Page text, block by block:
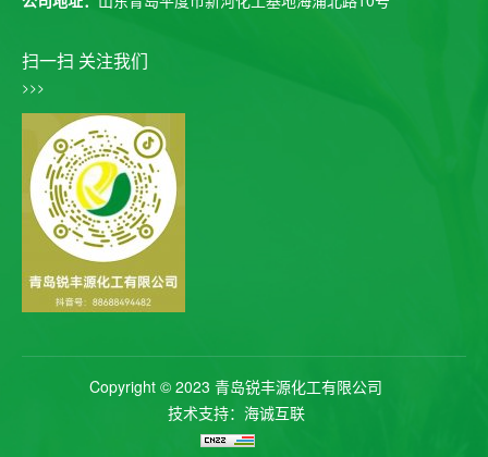
扫一扫 关注我们
>>>
Copyright © 2023 青岛锐丰源化工有限公司
技术支持：海诚互联